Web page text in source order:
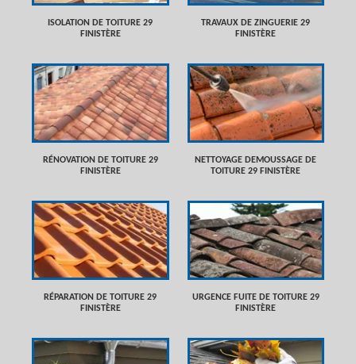
ISOLATION DE TOITURE 29
FINISTÈRE
TRAVAUX DE ZINGUERIE 29
FINISTÈRE
RÉNOVATION DE TOITURE 29
FINISTÈRE
NETTOYAGE DEMOUSSAGE DE
TOITURE 29 FINISTÈRE
RÉPARATION DE TOITURE 29
FINISTÈRE
URGENCE FUITE DE TOITURE 29
FINISTÈRE